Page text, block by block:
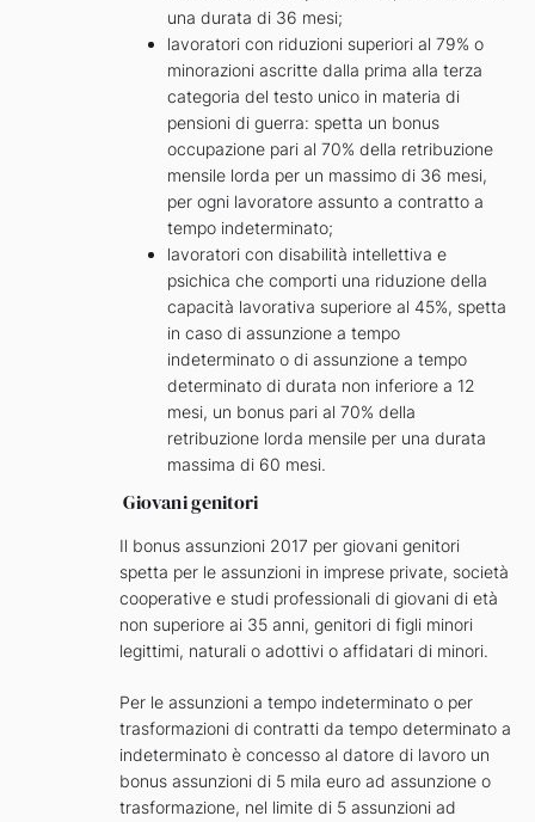
una durata di 36 mesi;
lavoratori con riduzioni superiori al 79% o
minorazioni ascritte dalla prima alla terza
categoria del testo unico in materia di
pensioni di guerra: spetta un bonus
occupazione pari al 70% della retribuzione
mensile lorda per un massimo di 36 mesi,
per ogni lavoratore assunto a contratto a
tempo indeterminato;
lavoratori con disabilità intellettiva e
psichica che comporti una riduzione della
capacità lavorativa superiore al 45%, spetta
in caso di assunzione a tempo
indeterminato o di assunzione a tempo
determinato di durata non inferiore a 12
mesi, un bonus pari al 70% della
retribuzione lorda mensile per una durata
massima di 60 mesi.
Giovani genitori
Il bonus assunzioni 2017 per giovani genitori
spetta per le assunzioni in imprese private, società
cooperative e studi professionali di giovani di età
non superiore ai 35 anni, genitori di figli minori
legittimi, naturali o adottivi o affidatari di minori.
Per le assunzioni a tempo indeterminato o per
trasformazioni di contratti da tempo determinato a
indeterminato è concesso al datore di lavoro un
bonus assunzioni di 5 mila euro ad assunzione o
trasformazione, nel limite di 5 assunzioni ad